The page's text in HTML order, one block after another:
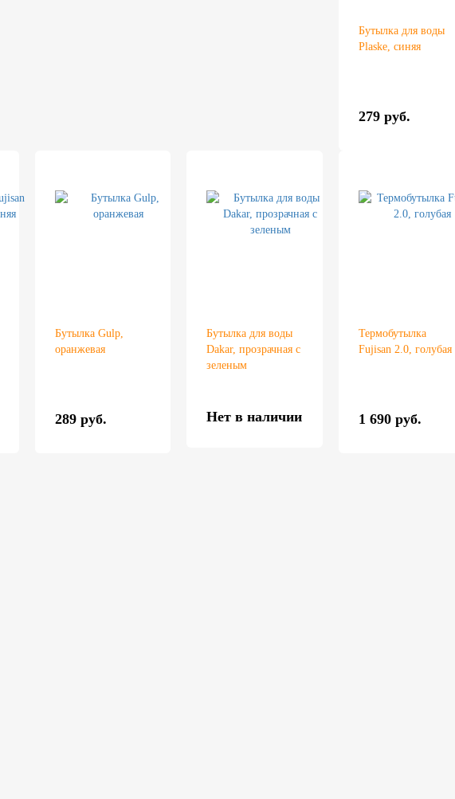
Бутылка для воды
Plaske, синяя
279 руб.
Бутылка Gulp,
оранжевая
289 руб.
Бутылка для воды
Dakar, прозрачная с
зеленым
Нет в наличии
Термобутылка
Fujisan 2.0, голубая
1 690 руб.